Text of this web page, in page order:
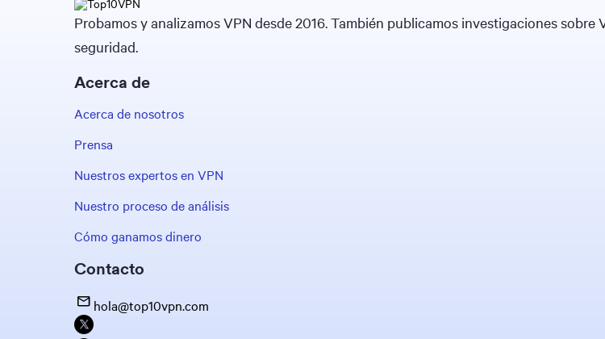
Probamos y analizamos VPN desde 2016. También publicamos investigaciones
seguridad.
Acerca de
Acerca de nosotros
Prensa
Nuestros expertos en VPN
Nuestro proceso de análisis
Cómo ganamos dinero
Contacto
hola@top10vpn.com